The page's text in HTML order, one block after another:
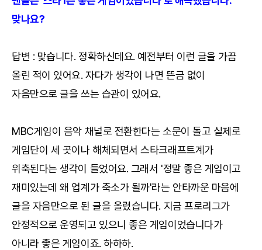
맞나요?
답변 : 맞습니다. 정확하신데요. 예전부터 이런 글을 가끔
올린 적이 있어요. 자다가 생각이 나면 뜬금 없이
자음만으로 글을 쓰는 습관이 있어요.
MBC게임이 음악 채널로 전환한다는 소문이 돌고 실제로
게임단이 세 곳이나 해체되면서 스타크래프트계가
위축된다는 생각이 들었어요. 그래서 '정말 좋은 게임이고
재미있는데 왜 업계가 축소가 될까'라는 안타까운 마음에
글을 자음만으로 된 글을 올렸습니다. 지금 프로리그가
안정적으로 운영되고 있으니 좋은 게임이었습니다가
아니라 좋은 게임이죠. 하하하.